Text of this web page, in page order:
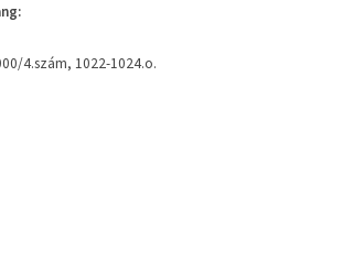
4.szám, 1022-1024.o.